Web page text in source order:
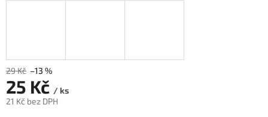
29 Kč –13 %
25 Kč / ks
21 Kč bez DPH